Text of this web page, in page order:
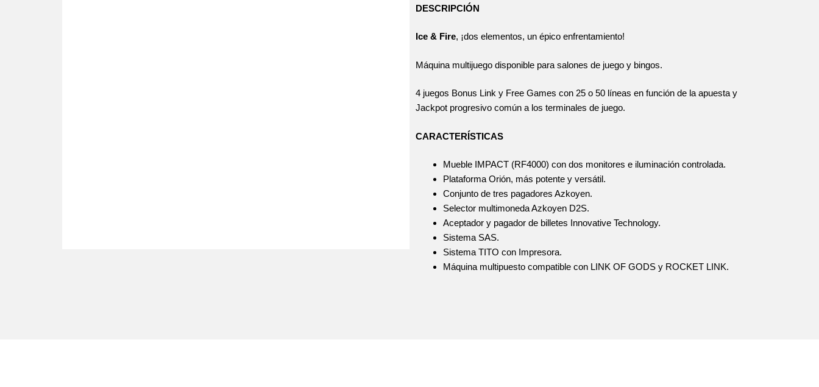
DESCRIPCIÓN
Ice & Fire, ¡dos elementos, un épico enfrentamiento!
Máquina multijuego disponible para salones de juego y bingos.
4 juegos Bonus Link y Free Games con 25 o 50 líneas en función de la apuesta y
Jackpot progresivo común a los terminales de juego.
CARACTERÍSTICAS
Mueble IMPACT (RF4000) con dos monitores e iluminación controlada.
Plataforma Orión, más potente y versátil.
Conjunto de tres pagadores Azkoyen.
Selector multimoneda Azkoyen D2S.
Aceptador y pagador de billetes Innovative Technology.
Sistema SAS.
Sistema TITO con Impresora.
Máquina multipuesto compatible con LINK OF GODS y ROCKET LINK.